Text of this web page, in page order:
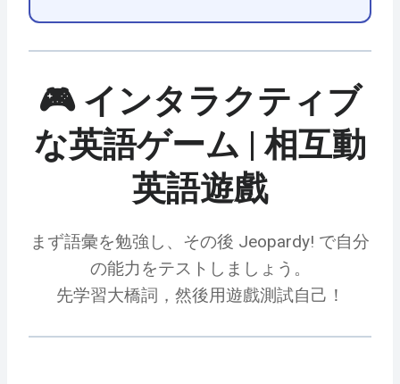
🎮 インタラクティブ
な英語ゲーム | 相互動
英語遊戲
まず語彙を勉強し、その後 Jeopardy! で自分
の能力をテストしましょう。
先学習大橋詞，然後用遊戲測試自己！